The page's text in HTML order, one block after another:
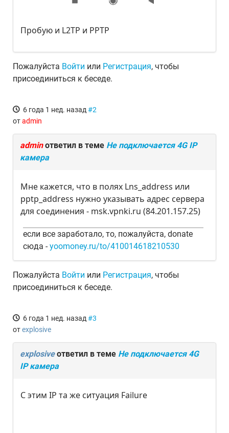
Пробую и L2TP и PPTP
Пожалуйста Войти или Регистрация, чтобы
присоединиться к беседе.
6 года 1 нед. назад #2
отadmin
adminответил в теме Не подключается 4G IP
камера
Мне кажется, что в полях Lns_address или
pptp_address нужно указывать адрес сервера
для соединения - msk.vpnki.ru (84.201.157.25)
если все заработало, то, пожалуйста, donate
сюда -yoomoney.ru/to/410014618210530
Пожалуйста Войти или Регистрация, чтобы
присоединиться к беседе.
6 года 1 нед. назад #3
отexplosive
explosiveответил в теме Не подключается 4G
IP камера
С этим IP та же ситуация Failure